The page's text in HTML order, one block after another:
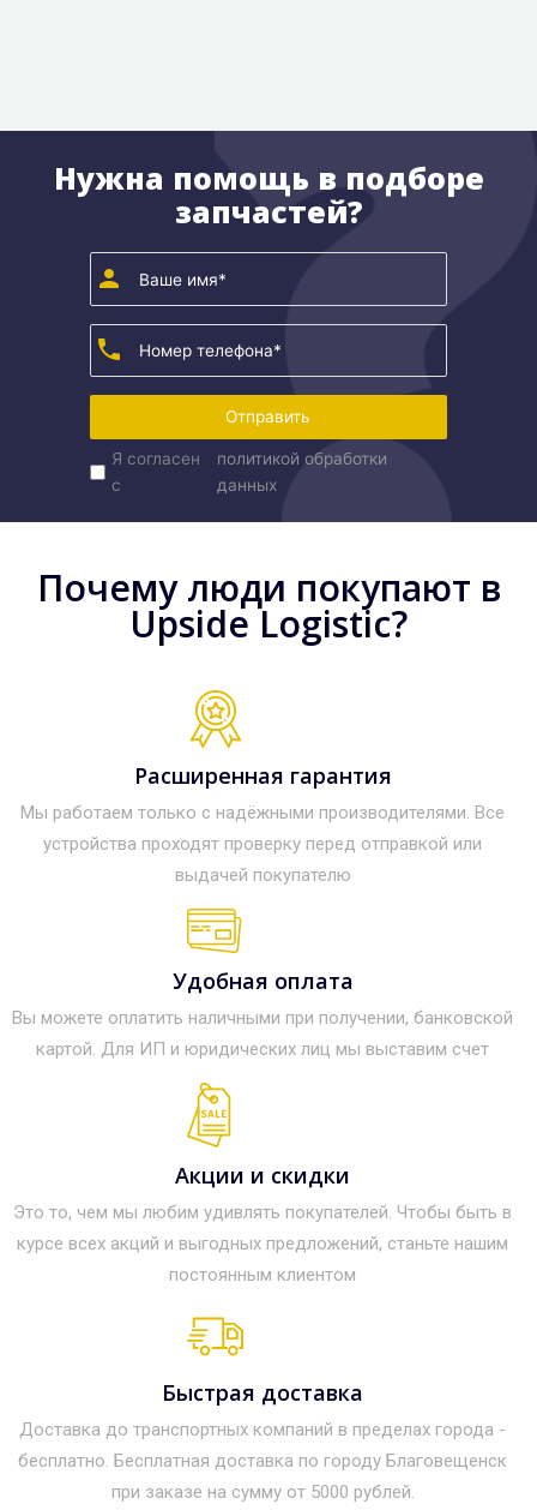
Нужна помощь в подборе
запчастей?
Отправить
Я согласен
с
политикой обработки
данных
Почему люди покупают в
Upside Logistic?
Расширенная гарантия
Мы работаем только с надёжными производителями. Все
устройства проходят проверку перед отправкой или
выдачей покупателю
Удобная оплата
Вы можете оплатить наличными при получении, банковской
картой. Для ИП и юридических лиц мы выставим счет
Акции и скидки
Это то, чем мы любим удивлять покупателей. Чтобы быть в
курсе всех акций и выгодных предложений, станьте нашим
постоянным клиентом
Быстрая доставка
Доставка до транспортных компаний в пределах города -
бесплатно. Бесплатная доставка по городу Благовещенск
при заказе на сумму от 5000 рублей.